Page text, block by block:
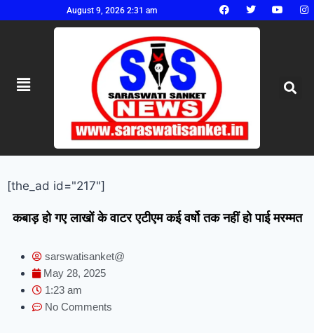
August 9, 2026 2:31 am
[the_ad id="217"]
कबाड़ हो गए लाखों के वाटर एटीएम कई वर्षो तक नहीं हो पाई मरम्मत
sarswatisanket@
May 28, 2025
1:23 am
No Comments